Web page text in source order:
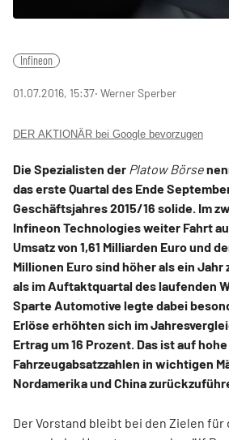
Infineon
01.07.2016, 15:37‧ Werner Sperber
DER AKTIONÄR bei Google bevorzugen
Die Spezialisten der Platow Börse
das erste Quartal des Ende
Geschäftsjahres 2015/16 solide. Im
Infineon Technologies weiter Fahrt
Umsatz von 1,61 Milliarden Euro und
Millionen Euro sind höher als ein Jahr
als im Auftaktquartal des laufenden
Sparte Automotive legte dabei
Erlöse erhöhten sich im
Ertrag um 16 Prozent. Das ist auf hohe
Fahrzeugabsatzzahlen in wichtigen
Nordamerika und China
Der Vorstand bleibt bei den Zielen für